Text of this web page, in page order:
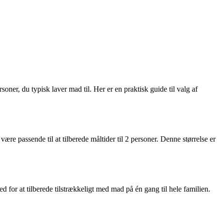
du typisk laver mad til. Her er en praktisk guide til valg af
passende til at tilberede måltider til 2 personer. Denne størrelse er
for at tilberede tilstrækkeligt med mad på én gang til hele familien.